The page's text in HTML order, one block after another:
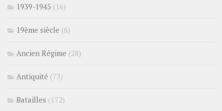
1939-1945 (16)
19ème siècle (6)
Ancien Régime (28)
Antiquité (73)
Batailles (172)